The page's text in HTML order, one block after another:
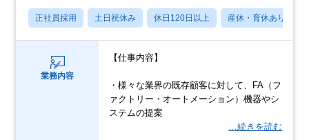
正社員採用 土日祝休み 休日120日以上 産休・育休あり
業務内容
【仕事内容】
・様々な業界の既存顧客に対して、FA（フ
ァクトリー・オートメーション）機器やシ
ステムの提案
…続きを読む